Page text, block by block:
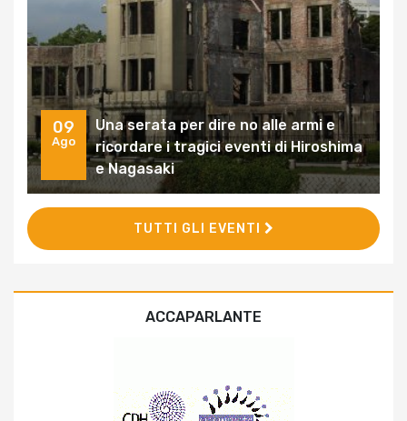
09
Ago
Una serata per dire no alle armi e
ricordare i tragici eventi di Hiroshima
e Nagasaki
TUTTI GLI EVENTI
ACCAPARLANTE